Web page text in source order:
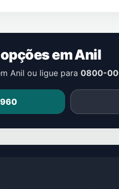
emAnil
Anil ou ligue para 0800-